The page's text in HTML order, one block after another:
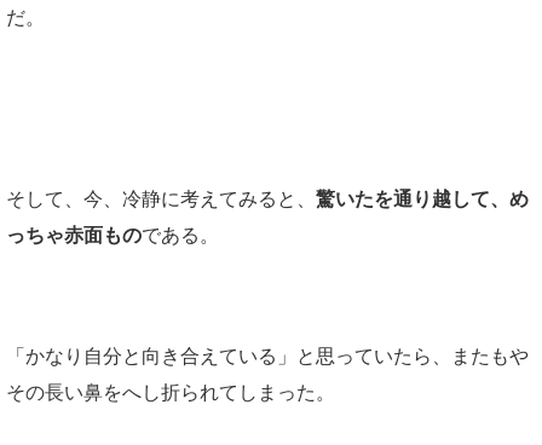
だ。
そして、今、冷静に考えてみると、 驚いたを通り越して、め
っちゃ赤面ものである。
「かなり自分と向き合えている」と思っていたら、またもや
その長い鼻をへし折られてしまった。